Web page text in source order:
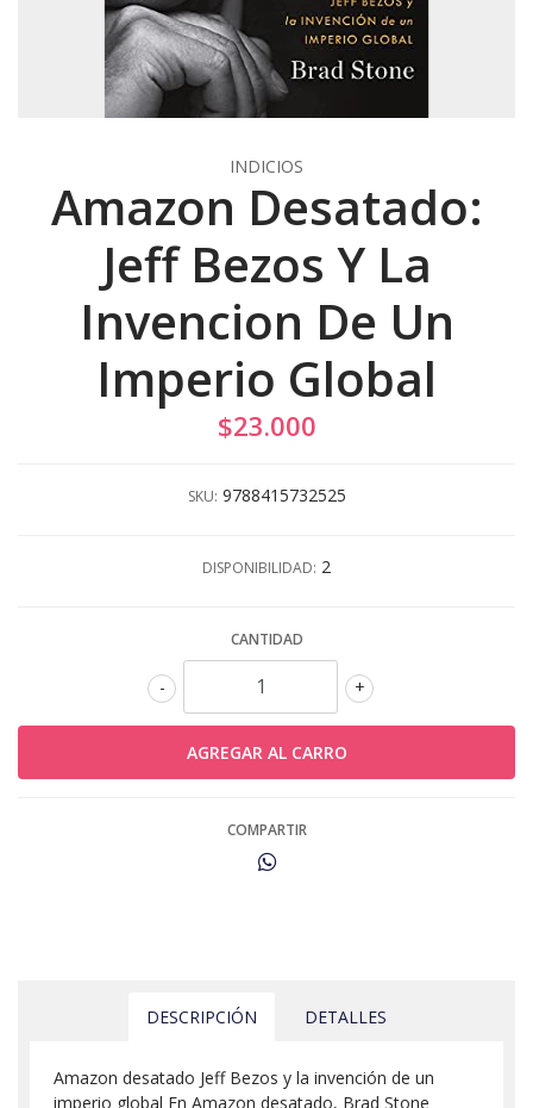
INDICIOS
Amazon Desatado:
Jeff Bezos Y La
Invencion De Un
Imperio Global
$23.000
SKU: 9788415732525
DISPONIBILIDAD: 2
CANTIDAD
+
-
COMPARTIR
DESCRIPCIÓN DETALLES
Amazon desatado Jeff Bezos y la invención de un
imperio global En Amazon desatado, Brad Stone